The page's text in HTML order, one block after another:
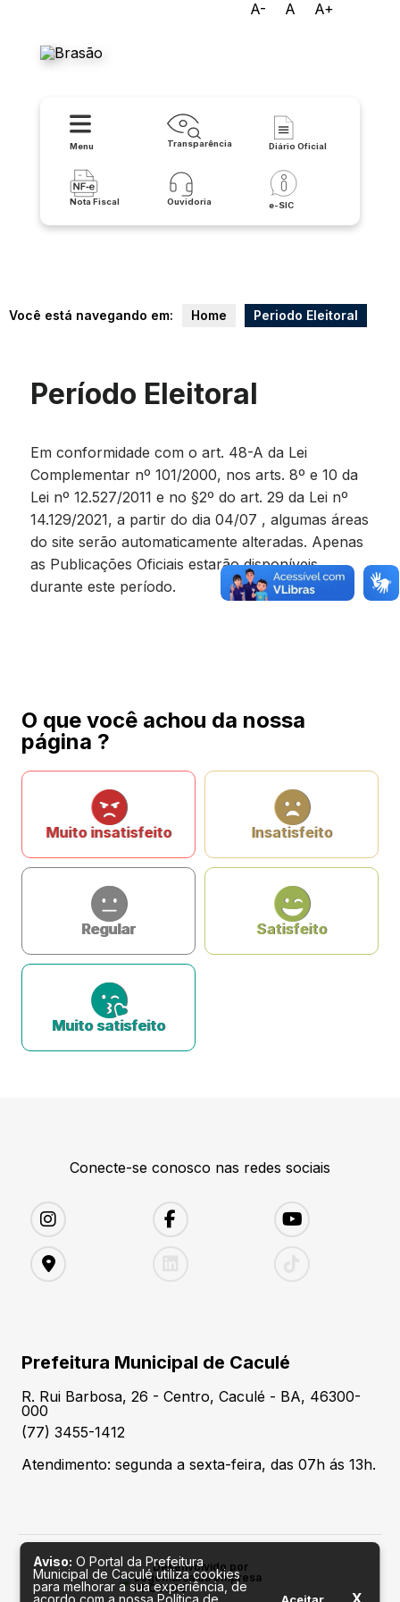
A- A A+
Menu Transparência Diário Oficial
Nota Fiscal Ouvidoria e-SIC
Você está navegando em: Home Periodo Eleitoral
Período Eleitoral
Em conformidade com o art. 48-A da Lei
Complementar nº 101/2000, nos arts. 8º e 10 da
Lei nº 12.527/2011 e no §2º do art. 29 da Lei nº
14.129/2021, a partir do dia 04/07 , algumas áreas
do site serão automaticamente alteradas. Apenas
as Publicações Oficiais estarão disponíveis
durante este período.
O que você achou da nossa
página ?
Muito insatisfeito Insatisfeito
Regular Satisfeito
Muito satisfeito
Conecte-se conosco nas redes sociais
Prefeitura Municipal de Caculé
R. Rui Barbosa, 26 - Centro, Caculé - BA, 46300-
000
(77) 3455-1412
Atendimento: segunda a sexta-feira, das 07h ás 13h.
Desenvolvido por
Aviso: O Portal da Prefeitura
Municipal de Caculé utiliza cookies
para melhorar a sua experiência, de
acordo com a nossa Política de
X